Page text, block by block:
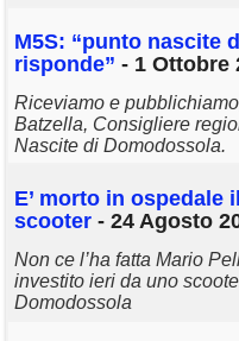
M5S: “punto nascite
risponde” - 1 Ottobre
Riceviamo e
Batzella, Consigliere
Nascite di Domodossola.
E’ morto in
scooter - 24 Agosto
Non ce l’ha fatta Mario
investito ieri da uno
Domodossola